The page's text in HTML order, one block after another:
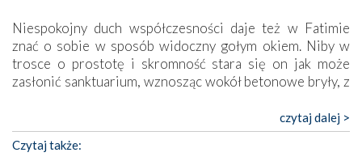
Niespokojny duch współczesności daje też w Fatimie
znać o sobie w sposób widoczny gołym okiem. Niby w
trosce o prostotę i skromność stara się on jak może
zasłonić sanktuarium, wznosząc wokół betonowe bryły, z
katolickiego kultu. Tylko co wspólnego z żywą,
autentyczną wiarą mogą mieć płaskie, szare bunkry albo
kaplice, w których Tabernakulum przypomina bardziej
czytaj dalej >
Czytaj także: